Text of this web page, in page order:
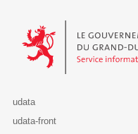
Le Gouvernement du
udata
udata-front